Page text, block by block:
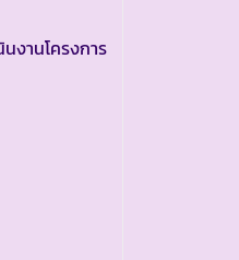
งานโครงการ